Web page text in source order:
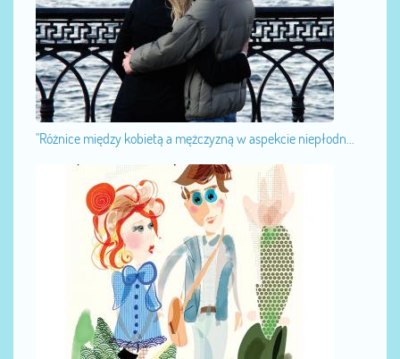
"Różnice między kobietą a mężczyzną w aspekcie niepłodn...